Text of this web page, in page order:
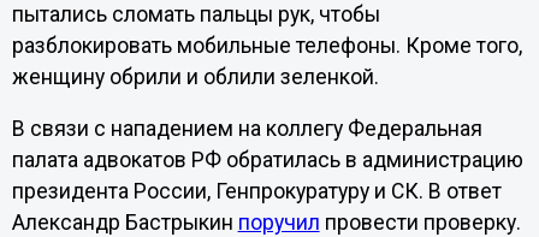
пытались сломать пальцы рук, чтобы
разблокировать мобильные телефоны. Кроме того,
женщину обрили и облили зеленкой.
В связи с нападением на коллегу Федеральная
палата адвокатов РФ обратилась в администрацию
президента России, Генпрокуратуру и СК. В ответ
Александр Бастрыкин поручил провести проверку.